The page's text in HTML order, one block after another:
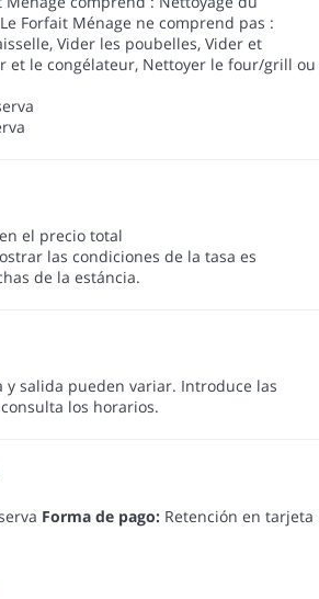
Forfait Ménage ne comprend pas :
Vider les poubelles, Vider et
et le congélateur, Nettoyer le four/grill ou
el precio total
las condiciones de la tasa es
de la estáncia.
y salida pueden variar. Introduce las
los horarios.
Forma de pago: Retención en tarjeta